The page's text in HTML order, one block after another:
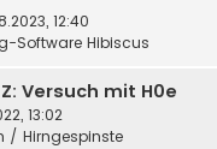
12:40
Software Hibiscus
Versuch mit H0e
13:02
/ Hirngespinste